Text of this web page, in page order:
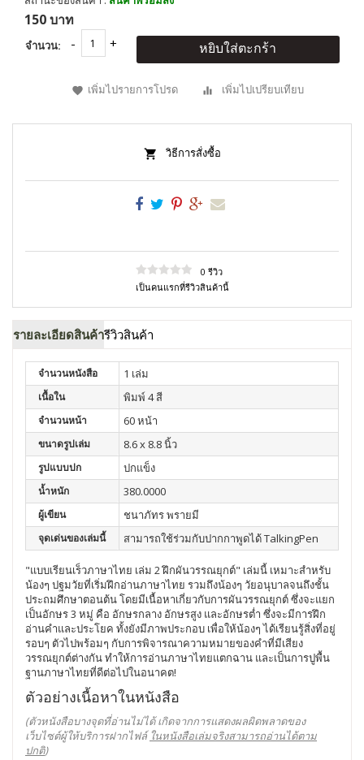
150 บาท
จำนวน: หยิบใส่ตะกร้า
เพิ่มไปรายการโปรด เพิ่มไปเปรียบเทียบ
วิธีการสั่งซื้อ
0 รีวิว
เป็นคนแรกที่รีวิวสินค้านี้
รายละเอียดสินค้ารีวิวสินค้า
จำนวนหนังสือ 1 เล่ม
เนื้อใน พิมพ์ 4 สี
จำนวนหน้า 60 หน้า
ขนาดรูปเล่ม 8.6 x 8.8 นิ้ว
รูปแบบปก ปกแข็ง
น้ำหนัก 380.0000
ผู้เขียน ชนาภัทร พรายมี
จุดเด่นของเล่มนี้ สามารถใช้ร่วมกับปากกาพูดได้ TalkingPen
"แบบเรียนเร็วภาษาไทย เล่ม 2 ฝึกผันวรรณยุกต์" เล่มนี้ เหมาะสำหรับ
น้องๆ ปฐมวัยที่เริ่มฝึกอ่านภาษาไทย รวมถึงน้องๆ วัยอนุบาลจนถึงชั้น
ประถมศึกษาตอนต้น โดยมีเนื้อหาเกี่ยวกับการผันวรรณยุกต์ ซึ่งจะแยก
เป็นอักษร 3 หมู่ คือ อักษรกลาง อักษรสูง และอักษรต่ำ ซึ่งจะมีการฝึก
อ่านคำและประโยค ทั้งยังมีภาพประกอบ เพื่อให้น้องๆ ได้เรียนรู้สิ่งที่อยู่
รอบๆ ตัวไปพร้อมๆ กับการพิจารณาความหมายของคำที่มีเสียง
วรรณยุกต์ต่างกัน ทำให้การอ่านภาษาไทยแตกฉาน และเป็นการปูพื้น
ฐานภาษาไทยที่ดีต่อไปในอนาคต!
ตัวอย่างเนื้อหาในหนังสือ
(ตัวหนังสือบางจุดที่อ่านไม่ได้ เกิดจากการแสดงผลผิดพลาดของ
เว็บไซต์ผู้ให้บริการฝากไฟล์ ในหนังสือเล่มจริงสามารถอ่านได้ตาม
ปกติ)